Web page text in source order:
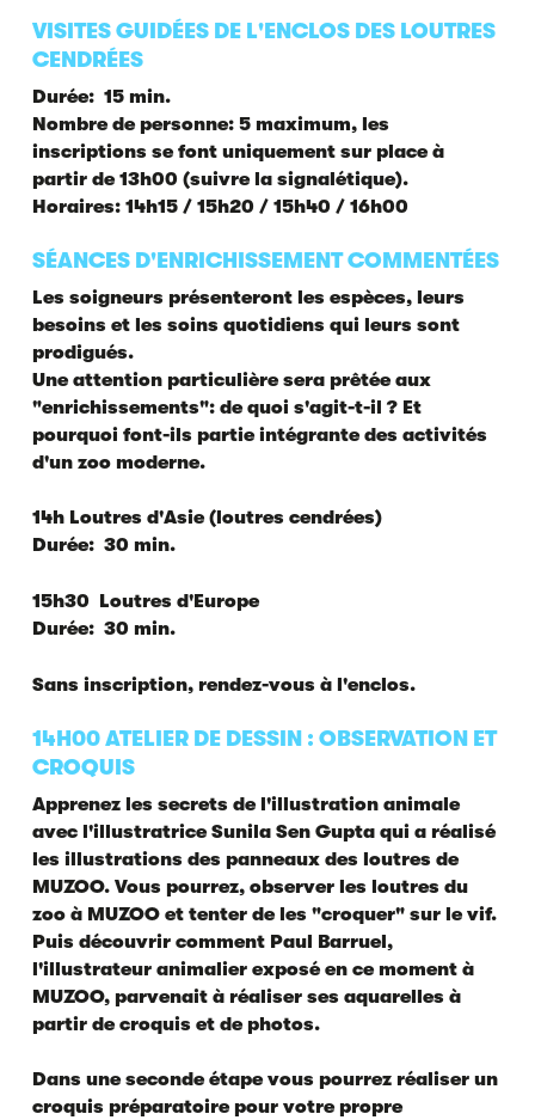
VISITES GUIDÉES DE L'ENCLOS DES LOUTRES
CENDRÉES
Durée: 15 min.
Nombre de personne: 5 maximum, les
inscriptions se font uniquement sur place à
partir de 13h00 (suivre la signalétique).
Horaires: 14h15 / 15h20 / 15h40 / 16h00
SÉANCES D'ENRICHISSEMENT COMMENTÉES
Les soigneurs présenteront les espèces, leurs
besoins et les soins quotidiens qui leurs sont
prodigués.
Une attention particulière sera prêtée aux
"enrichissements": de quoi s'agit-t-il ? Et
pourquoi font-ils partie intégrante des activités
d'un zoo moderne.
14h Loutres d'Asie (loutres cendrées)
Durée: 30 min.
15h30 Loutres d'Europe
Durée: 30 min.
Sans inscription, rendez-vous à l'enclos.
14H00 ATELIER DE DESSIN : OBSERVATION ET
CROQUIS
Apprenez les secrets de l'illustration animale
avec l'illustratrice Sunila Sen Gupta qui a réalisé
les illustrations des panneaux des loutres de
MUZOO. Vous pourrez, observer les loutres du
zoo à MUZOO et tenter de les "croquer" sur le vif.
Puis découvrir comment Paul Barruel,
l'illustrateur animalier exposé en ce moment à
MUZOO, parvenait à réaliser ses aquarelles à
partir de croquis et de photos.
Dans une seconde étape vous pourrez réaliser un
croquis préparatoire pour votre propre